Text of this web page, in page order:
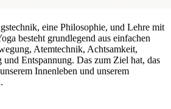
eine Philosophie, und Lehre mit
besteht grundlegend aus einfachen
Atemtechnik, Achtsamkeit,
Entspannung. Das zum Ziel hat, das
Innenleben und unserem